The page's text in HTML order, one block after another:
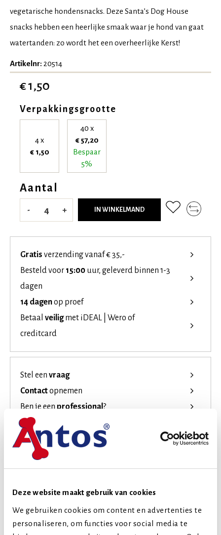
Deze website maakt gebruik van cookies
We gebruiken cookies om content en advertenties te
personaliseren, om functies voor social media te
vegetarische hondensnacks. Deze Santa’s Dog House
snacks hebben een heerlijke smaak waar je hond van gaat
watertanden: zo wordt het een overheerlijke Kerst!
Artikelnr: 20514
€ 1,50
Verpakkingsgrootte
4 x
€ 1,50
40 x
€ 57,20
Bespaar
5%
Aantal
- + IN WINKELMAND
Gratis verzending vanaf € 35,-
Besteld voor 15:00 uur, geleverd binnen 1-3
dagen
14 dagenop proef
Betaal veiligmet iDEAL | Wero of
creditcard
Stel een vraag
Contactopnemen
Ben je een professional?
Laat je
Join the family
Disclaimer